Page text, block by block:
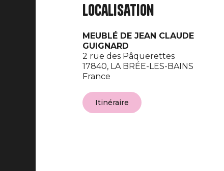
Localisation
MEUBLÉ DE JEAN CLAUDE
GUIGNARD
2 rue des Pâquerettes
17840, LA BRÉE-LES-BAINS
France
Itinéraire